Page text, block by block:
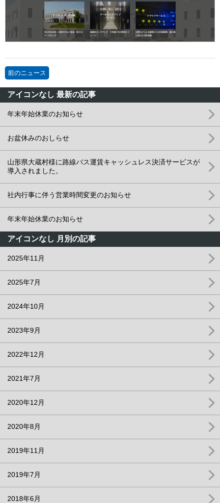
前のニュース
アイコンなし 最新の記事
年末年始休業のお知らせ
お盆休みのおしらせ
山形県大蔵村様に路線バス運賃キャッシュレス決済サービスが
導入されました。
社内行事に伴う営業時間変更のお知らせ
年末年始休業のお知らせ
アイコンなし 月別の記事
2025年11月
2025年7月
2024年10月
2023年9月
2022年12月
2021年7月
2020年12月
2020年8月
2019年11月
2019年7月
2018年6月